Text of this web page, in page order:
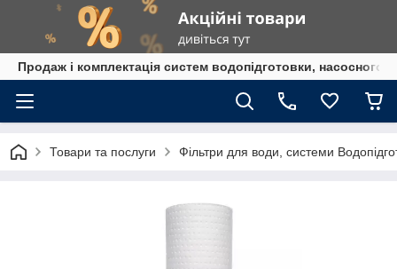
Продаж і комплектація систем водопідготовки, насосного
Товари та послуги Фільтри для води, системи